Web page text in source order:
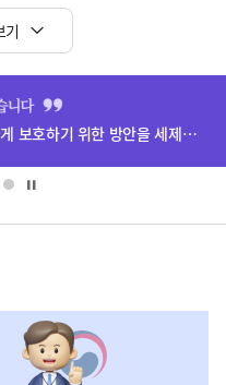
기
(보도설명) 정부는 거주용 1주택을 두텁게 보호하기 위한 방안을 세제개편안에 담았습니다.